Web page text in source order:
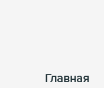
Главная